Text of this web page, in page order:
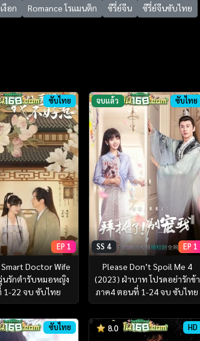
งือก Romance โรแมนติก ซีรี่ย์จีน
ซีรี่ย์จีนซับไทย
ซับไทย
EP 1
Smart Doctor Wife
นรักตำรับหมอหญิง
1-22 จบ ซับไทย
จบแล้ว ซับไทย
SS 4 EP 1
Please Don’t Spoil Me 4
(2023) ฝ่าบาท โปรดอย่ารักข้า
ภาค4 ตอนที่ 1-24 จบ ซับไทย
ซับไทย 8.0 HD